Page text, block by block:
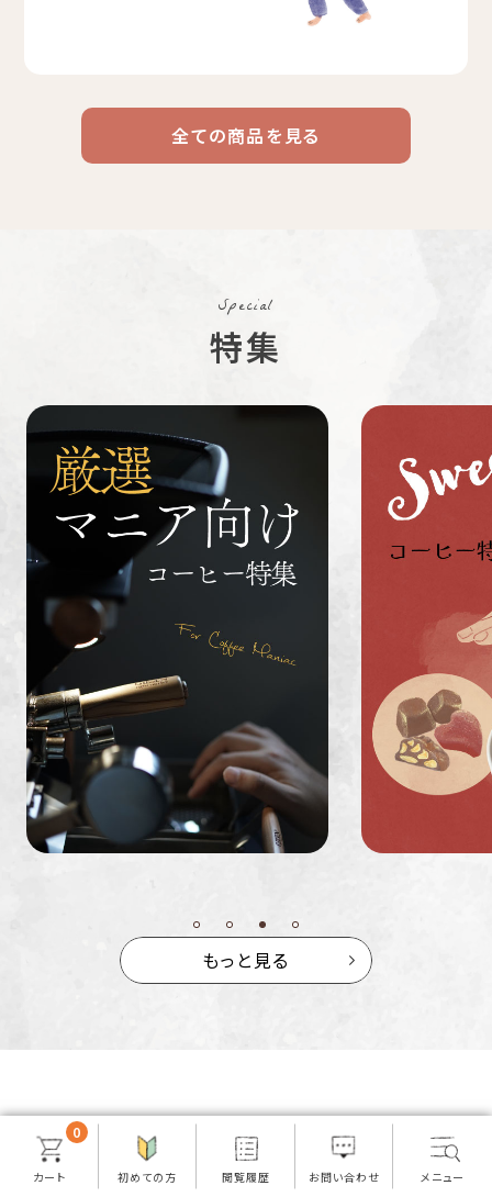
コーヒー
リキッド
コーヒー
豆・粉
デカフェ
すてきな道
生活雑貨
業務用 定期便
ケニア
ペルー イエメン
インドネシ
ア
グァテマラ
ミャンマー ルワンダ
全ての商品を見る
Special
特集
もっと見る
Viewed Products
チェックしたアイテム
0